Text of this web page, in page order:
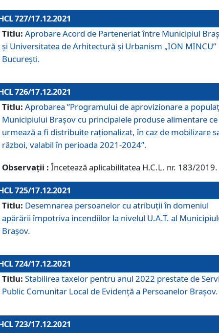
727/17.12.2021
Titlu: Aprobare Acord de Parteneriat între Municipiul
și Universitatea de Arhitectură și Urbanism „ION MINCU”
București.
726/17.12.2021
Titlu: Aprobarea ”Programului de aprovizionare a
Municipiului Braşov cu principalele produse alimentare ce
urmează a fi distribuite raționalizat, în caz de mobilizare
război, valabil în perioada 2021-2024”.
Observații : Încetează aplicabilitatea H.C.L. nr. 183/2019.
725/17.12.2021
Titlu: Desemnarea persoanelor cu atribuții în domeniul
apărării împotriva incendiilor la nivelul U.A.T. al
Brașov.
724/17.12.2021
Titlu: Stabilirea taxelor pentru anul 2022 prestate de
Public Comunitar Local de Evidență a Persoanelor Braşov.
723/17.12.2021